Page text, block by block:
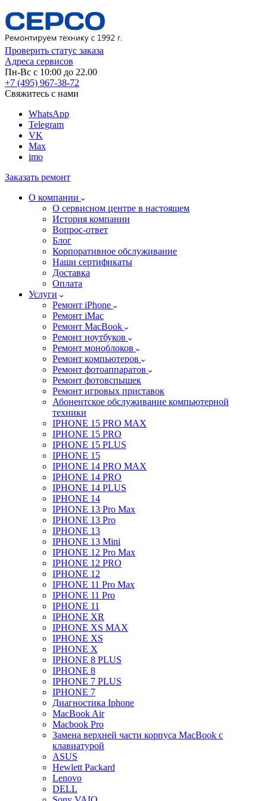
Проверить статус заказа
Адреса сервисов
Пн-Вс с 10:00 до 22.00
+7 (495) 967-38-72
Свяжитесь с нами
WhatsApp
Telegram
VK
Max
imo
Заказать ремонт
О компании
О сервисном центре в настоящем
История компании
Вопрос-ответ
Блог
Корпоративное обслуживание
Наши сертификаты
Доставка
Оплата
Услуги
Ремонт iPhone
Ремонт iMac
Ремонт MacBook
Ремонт ноутбуков
Ремонт моноблоков
Ремонт компьютеров
Ремонт фотоаппаратов
Ремонт фотовспышек
Ремонт игровых приставок
Абонентское обслуживание компьютерной
техники
IPHONE 15 PRO MAX
IPHONE 15 PRO
IPHONE 15 PLUS
IPHONE 15
IPHONE 14 PRO MAX
IPHONE 14 PRO
IPHONE 14 PLUS
IPHONE 14
IPHONE 13 Pro Max
IPHONE 13 Pro
IPHONE 13
IPHONE 13 Mini
IPHONE 12 Pro Max
IPHONE 12 PRO
IPHONE 12
IPHONE 11 Pro Max
IPHONE 11 Pro
IPHONE 11
IPHONE XR
IPHONE XS MAX
IPHONE XS
IPHONE X
IPHONE 8 PLUS
IPHONE 8
IPHONE 7 PLUS
IPHONE 7
Диагностика Iphone
MacBook Air
Macbook Pro
Замена верхней части корпуса MacBook с
клавиатурой
ASUS
Hewlett Packard
Lenovo
DELL